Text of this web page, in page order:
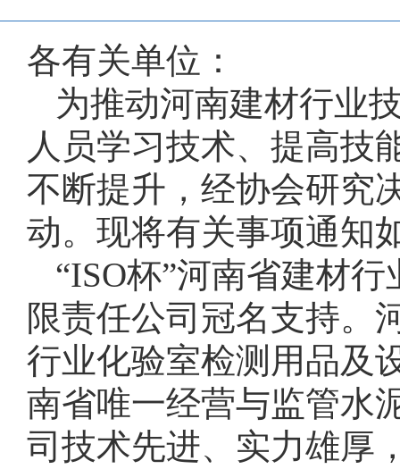
各有关单位：
为推动河南建材行业
人员学习技术、提高技
不断提升，经协会研究
动。现将有关事项通知
“ISO杯”河南省建材
限责任公司冠名支持。
行业化验室检测用品及
南省唯一经营与监管水
司技术先进、实力雄厚